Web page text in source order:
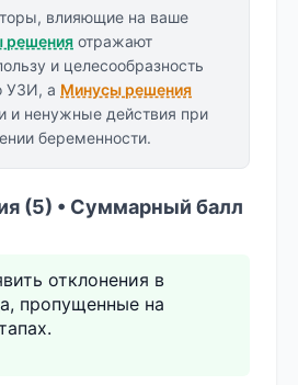
влияющие на ваше
решения отражают
и целесообразность
УЗИ, а Минусы решения
и ненужные действия при
беременности.
(5) • Суммарный балл
отклонения в
пропущенные на